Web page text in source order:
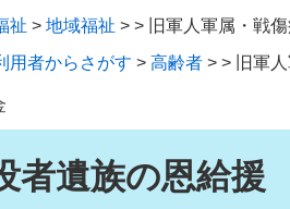
祉 > 地域福祉 > >
旧軍人軍属・戦
用者からさがす > 高齢者 > > 旧軍
者遺族の恩給援